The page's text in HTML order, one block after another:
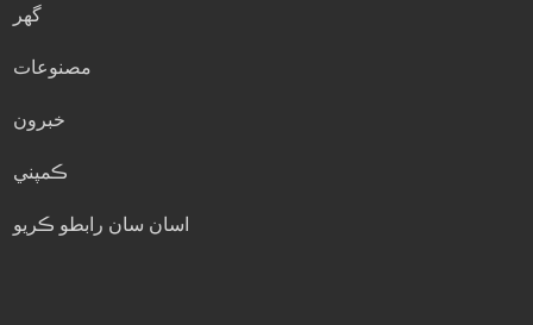
گهر
مصنوعات
خبرون
ڪمپني
اسان سان رابطو ڪريو